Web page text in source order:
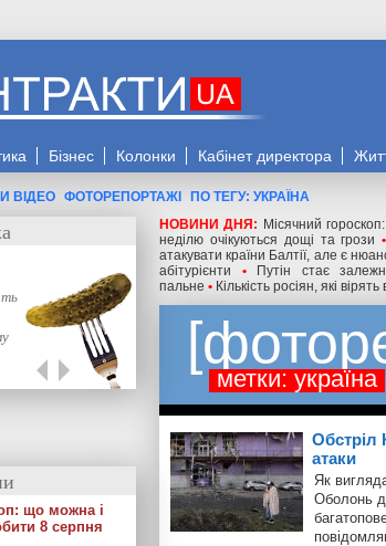
Бізнес Колонки Кабінет директора
ВІДЕО ФОТОРЕПОРТАЖІ
ПО ТЕГУ: УКРАЇНА
НОВИНИ ДНЯ: Місячний
неділю очікуються дощі та грози •
атакувати країни Балтії, але є
абітурієнти
•
Путін стає
пальне • Кількість росіян, які
метки: україна
Обстріл
атаки
Як
Оболонь
що можна і
8 серпня